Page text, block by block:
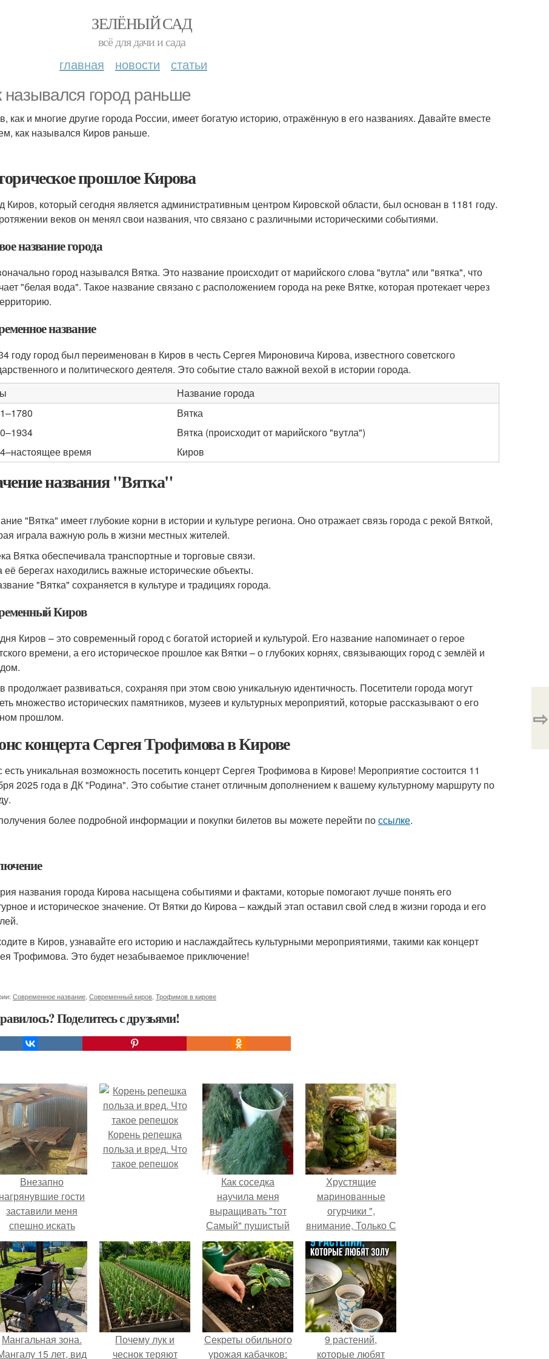
ЗЕЛЁНЫЙ САД
всё для дачи и сада
главная новости статьи
назывался город раньше
как и многие другие города России, имеет богатую историю, отражённую в его названиях. Давайте вместе
как назывался Киров раньше.
прошлое Кирова
Киров, который сегодня является административным центром Кировской области, был основан в 1181 году.
веков он менял свои названия, что связано с различными историческими событиями.
название города
город назывался Вятка. Это название происходит от марийского слова "вутла" или "вятка", что
"белая вода". Такое название связано с расположением города на реке Вятке, которая протекает через
название
году город был переименован в Киров в честь Сергея Мироновича Кирова, известного советского
и политического деятеля. Это событие стало важной вехой в истории города.
Название города
Вятка
Вятка (происходит от марийского "вутла")
время
Киров
названия "Вятка"
"Вятка" имеет глубокие корни в истории и культуре региона. Оно отражает связь города с рекой Вяткой,
играла важную роль в жизни местных жителей.
Вятка обеспечивала транспортные и торговые связи.
её берегах находились важные исторические объекты.
"Вятка" сохраняется в культуре и традициях города.
Киров
Киров – это современный город с богатой историей и культурой. Его название напоминает о герое
времени, а его историческое прошлое как Вятки – о глубоких корнях, связывающих город с землёй и
продолжает развиваться, сохраняя при этом свою уникальную идентичность. Посетители города могут
множество исторических памятников, музеев и культурных мероприятий, которые рассказывают о его
прошлом.
концерта Сергея Трофимова в Кирове
есть уникальная возможность посетить концерт Сергея Трофимова в Кирове! Мероприятие состоится 11
2025 года в ДК "Родина". Это событие станет отличным дополнением к вашему культурному маршруту по
более подробной информации и покупки билетов вы можете перейти поссылке.
названия города Кирова насыщена событиями и фактами, которые помогают лучше понять его
и историческое значение. От Вятки до Кирова – каждый этап оставил свой след в жизни города и его
в Киров, узнавайте его историю и наслаждайтесь культурными мероприятиями, такими как концерт
Трофимова. Это будет незабываемое приключение!
Современное название Современный киров Трофимов в кирове
Поделитесь с друзьями!
⇨
Внезапно
нагрянувшие гости
заставили меня
спешно искать
так как на
обстоятельный
ремонт времени
не
хватало.
Корень репешка
польза и вред. Что
такое репешок
Как соседка
научила меня
выращивать "тот
Самый" пушистый
укроп.
Хрустящие
маринованные
огурчики ",
внимание, Только С
Грядки".
Мангальная зона.
15 лет, вид
Почему лук и
чеснок теряют
Секреты обильного
урожая кабачков:
9 растений,
которые любят